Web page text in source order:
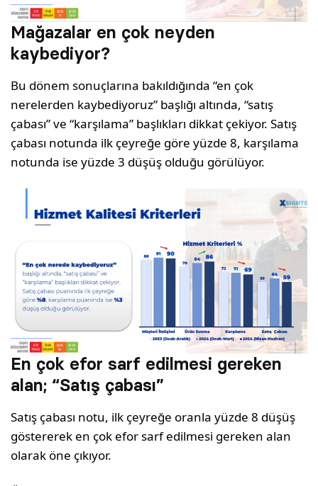
Mağazalar en çok neyden
kaybediyor?
Bu dönem sonuçlarına bakıldığında “en çok
nerelerden kaybediyoruz” başlığı altında, “satış
çabası” ve “karşılama” başlıkları dikkat çekiyor. Satış
çabası notunda ilk çeyreğe göre yüzde 8, karşılama
notunda ise yüzde 3 düşüş olduğu görülüyor.
En çok efor sarf edilmesi gereken
alan; “Satış çabası”
Satış çabası notu, ilk çeyreğe oranla yüzde 8 düşüş
göstererek en çok efor sarf edilmesi gereken alan
olarak öne çıkıyor.